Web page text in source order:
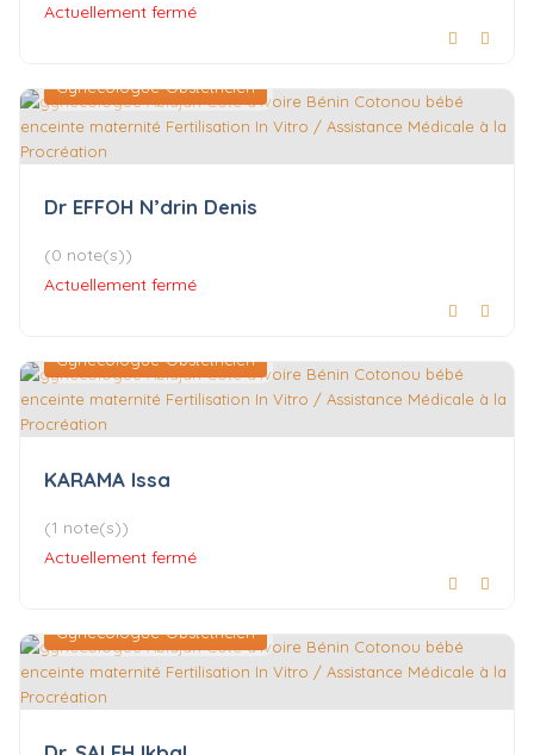
Actuellement fermé
Gynécologue-Obstétricien
Dr EFFOH N’drin Denis
(0 note(s))
Actuellement fermé
Gynécologue-Obstétricien
KARAMA Issa
(1 note(s))
Actuellement fermé
Gynécologue-Obstétricien